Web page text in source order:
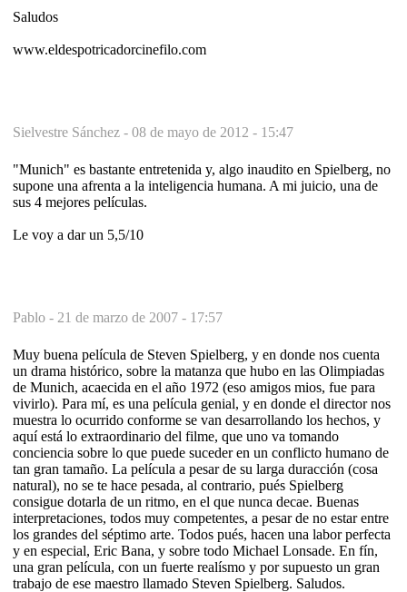
Saludos
www.eldespotricadorcinefilo.com
Sielvestre Sánchez - 08 de mayo de 2012 - 15:47
"Munich" es bastante entretenida y, algo inaudito en Spielberg, no
supone una afrenta a la inteligencia humana. A mi juicio, una de
sus 4 mejores películas.
Le voy a dar un 5,5/10
Pablo - 21 de marzo de 2007 - 17:57
Muy buena película de Steven Spielberg, y en donde nos cuenta
un drama histórico, sobre la matanza que hubo en las Olimpiadas
de Munich, acaecida en el año 1972 (eso amigos mios, fue para
vivirlo). Para mí, es una película genial, y en donde el director nos
muestra lo ocurrido conforme se van desarrollando los hechos, y
aquí está lo extraordinario del filme, que uno va tomando
conciencia sobre lo que puede suceder en un conflicto humano de
tan gran tamaño. La película a pesar de su larga duracción (cosa
natural), no se te hace pesada, al contrario, pués Spielberg
consigue dotarla de un ritmo, en el que nunca decae. Buenas
interpretaciones, todos muy competentes, a pesar de no estar entre
los grandes del séptimo arte. Todos pués, hacen una labor perfecta
y en especial, Eric Bana, y sobre todo Michael Lonsade. En fín,
una gran película, con un fuerte realísmo y por supuesto un gran
trabajo de ese maestro llamado Steven Spielberg. Saludos.